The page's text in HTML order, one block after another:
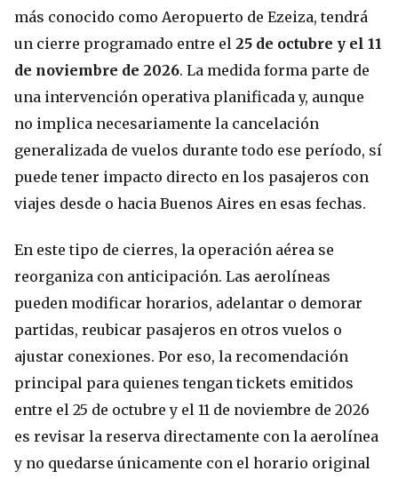
más conocido como Aeropuerto de Ezeiza, tendrá
un cierre programado entre el 25 de octubre y el 11
de noviembre de 2026. La medida forma parte de
una intervención operativa planificada y, aunque
no implica necesariamente la cancelación
generalizada de vuelos durante todo ese período, sí
puede tener impacto directo en los pasajeros con
viajes desde o hacia Buenos Aires en esas fechas.
En este tipo de cierres, la operación aérea se
reorganiza con anticipación. Las aerolíneas
pueden modificar horarios, adelantar o demorar
partidas, reubicar pasajeros en otros vuelos o
ajustar conexiones. Por eso, la recomendación
principal para quienes tengan tickets emitidos
entre el 25 de octubre y el 11 de noviembre de 2026
es revisar la reserva directamente con la aerolínea
y no quedarse únicamente con el horario original